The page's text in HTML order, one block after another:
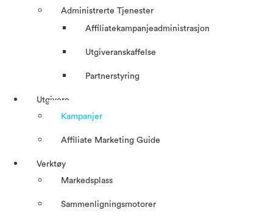
Administrerte Tjenester
Affiliatekampanjeadministrasjon
Utgiveranskaffelse
Partnerstyring
Utgivere
Kampanjer
Affiliate Marketing Guide
Verktøy
Markedsplass
Sammenligningsmotorer